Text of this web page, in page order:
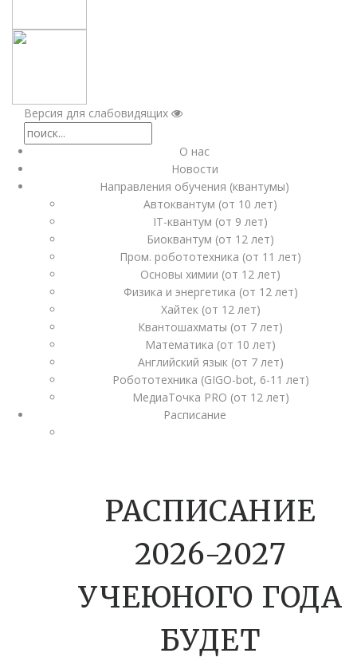
Версия для слабовидящих
О нас
Новости
Направления обучения (квантумы)
Автоквантум (от 10 лет)
IT-квантум (от 9 лет)
Биоквантум (от 12 лет)
Пром. робототехника (от 11 лет)
Основы химии (от 12 лет)
Физика и энергетика (от 12 лет)
Хайтек (от 12 лет)
Квантошахматы (от 7 лет)
Математика (от 10 лет)
Английский язык (от 7 лет)
Робототехника (GIGO-bot, 6-11 лет)
МедиаТочка PRO (от 12 лет)
Расписание
РАСПИСАНИЕ
2026-2027
УЧЕЮНОГО ГОДА
БУДЕТ